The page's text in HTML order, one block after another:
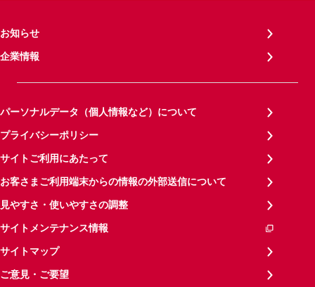
お知らせ
企業情報
パーソナルデータ（個人情報など）について
プライバシーポリシー
サイトご利用にあたって
お客さまご利用端末からの情報の外部送信について
見やすさ・使いやすさの調整
サイトメンテナンス情報
サイトマップ
ご意見・ご要望